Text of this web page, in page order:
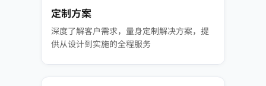
定制方案
深度了解客户需求，量身定制解决方案，提
供从设计到实施的全程服务